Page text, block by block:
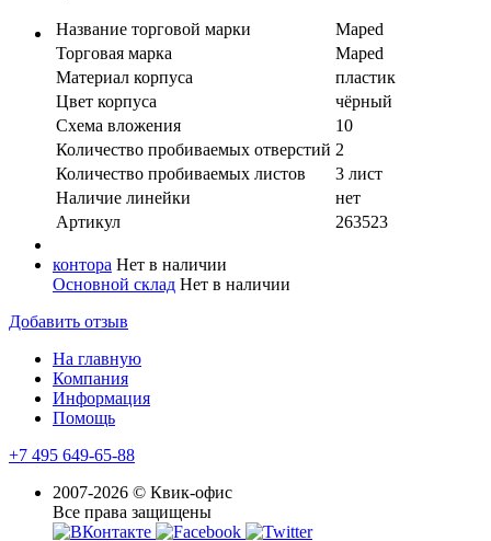
Название торговой марки
Maped
Торговая марка
Maped
Материал корпуса
пластик
Цвет корпуса
чёрный
Схема вложения
10
Количество пробиваемых отверстий 2
Количество пробиваемых листов
3 лист
Наличие линейки
нет
Артикул
263523
контора Нет в наличии
Основной склад Нет в наличии
Добавить отзыв
На главную
Компания
Информация
Помощь
+7 495 649-65-88
2007-2026 © Квик-офис
Все права защищены